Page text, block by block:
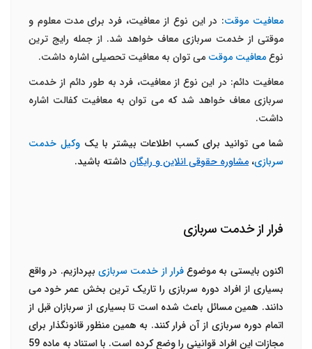
معافیت موقت: در این نوع از معافیت، فرد برای مدت معلوم و
موقتی از خدمت سربازی معاف خواهد شد. از جمله رایج ترین
نوعمعافیت موقت می توان به معافیت تحصیلی اشاره داشت.
معافیت دائم: در این نوع از معافیت، فرد به طور دائم از خدمت
سربازی معاف خواهد شد که می توان به معافیت کفالت اشاره
داشت.
شما می توانید برای کسب اطلاعات بیشتر با یک وکیل خدمت
سربازی، مشاوره حقوقی انلاین و رایگان داشته باشید.
فرار از خدمت سربازی
اکنون بایستی به موضوعفرار از خدمت سربازی بپردازیم. در واقع
بسیاری از افراد دوره سربازی را تاریک ترین بخش عمر خود می
دانند. همین مسائل باعث شده است تا بسیاری از سربازان قبل از
اتمام دوره سربازی از آن فرار کنند. به همین منظور قانونگذار برای
مجازات این افراد قوانینی را وضع کرده است. با استناد به ماده 59